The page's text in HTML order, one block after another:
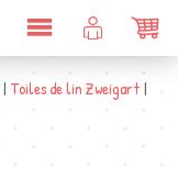
DÉPLIER
LA
NAVIGATION
COMPTE
CLIENT
| Toiles de lin Zweigart|